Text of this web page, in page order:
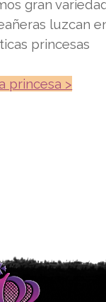
gran
luzcan
princesas
princesa >